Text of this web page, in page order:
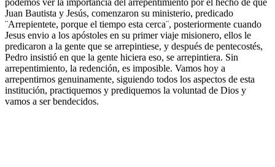
podemos ver la importancia del arrepentimiento por el hecho de que
Juan Bautista y Jesús, comenzaron su ministerio, predicado
¨Arrepientete, porque el tiempo esta cerca¨, posteriormente cuando
Jesus envio a los apóstoles en su primer viaje misionero, ellos le
predicaron a la gente que se arrepintiese, y después de pentecostés,
Pedro insistió en que la gente hiciera eso, se arrepintiera. Sin
arrepentimiento, la redención, es imposible. Vamos hoy a
arrepentirnos genuinamente, siguiendo todos los aspectos de esta
institución, practiquemos y prediquemos la voluntad de Dios y
vamos a ser bendecidos.